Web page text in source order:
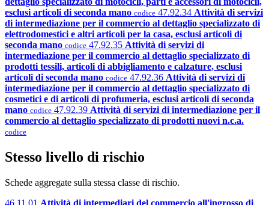
esclusi articoli di seconda mano codice 47.92.34 Attività di servizi
di intermediazione per il commercio al dettaglio specializzato di
elettrodomestici e altri articoli per la casa, esclusi articoli di
seconda mano codice 47.92.35 Attività di servizi di
intermediazione per il commercio al dettaglio specializzato di
prodotti tessili, articoli di abbigliamento e calzature, esclusi
articoli di seconda mano codice 47.92.36 Attività di servizi di
intermediazione per il commercio al dettaglio specializzato di
cosmetici e di articoli di profumeria, esclusi articoli di seconda
mano codice 47.92.39 Attività di servizi di intermediazione per il
commercio al dettaglio specializzato di prodotti nuovi n.c.a.
codice
Stesso livello di rischio
Schede aggregate sulla stessa classe di rischio.